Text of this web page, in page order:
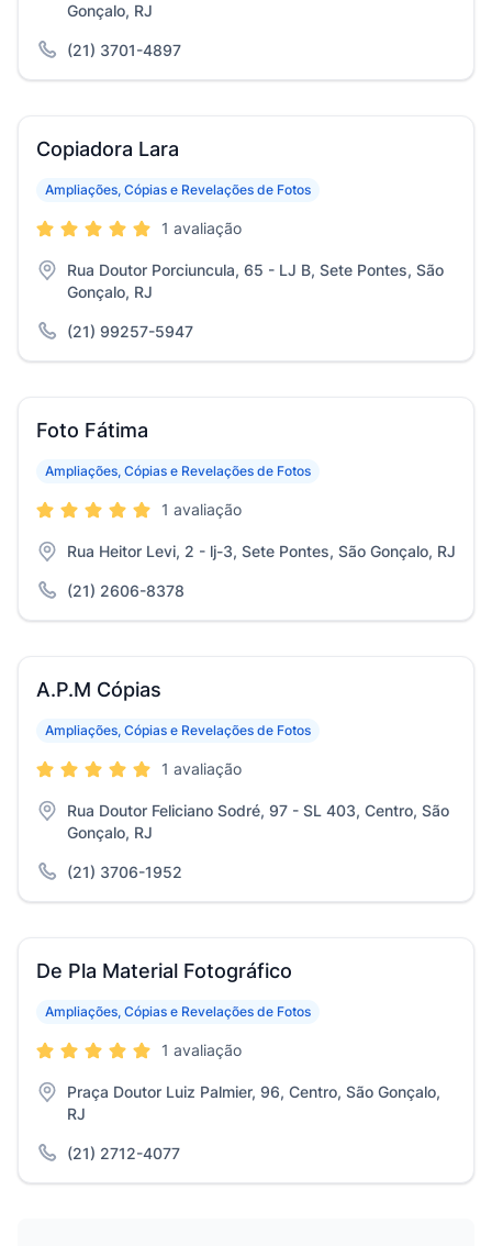
Gonçalo, RJ
(21) 3701-4897
Copiadora Lara
Ampliações, Cópias e Revelações de Fotos
1 avaliação
Rua Doutor Porciuncula, 65 - LJ B, Sete Pontes, São
Gonçalo, RJ
(21) 99257-5947
Foto Fátima
Ampliações, Cópias e Revelações de Fotos
1 avaliação
Rua Heitor Levi, 2 - lj-3, Sete Pontes, São Gonçalo, RJ
(21) 2606-8378
A.P.M Cópias
Ampliações, Cópias e Revelações de Fotos
1 avaliação
Rua Doutor Feliciano Sodré, 97 - SL 403, Centro, São
Gonçalo, RJ
(21) 3706-1952
De Pla Material Fotográfico
Ampliações, Cópias e Revelações de Fotos
1 avaliação
Praça Doutor Luiz Palmier, 96, Centro, São Gonçalo,
RJ
(21) 2712-4077